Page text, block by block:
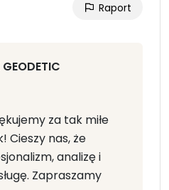
Raport
za tak miłe
Cieszy nas, że
analizę i
Zapraszamy